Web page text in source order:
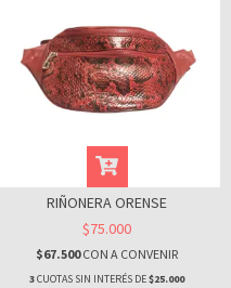
RIÑONERA ORENSE
$75.000
$67.500CON A CONVENIR
3CUOTAS SIN INTERÉS DE$25.000